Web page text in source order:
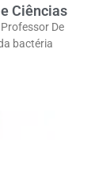
Ciências
De
bactéria